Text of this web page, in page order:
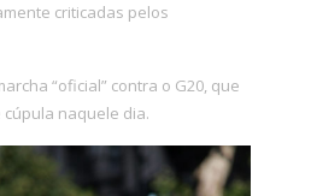
criticadas pelos
“oficial” contra o G20, que
naquele dia.